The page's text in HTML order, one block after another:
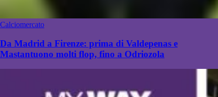
Calciomercato
Da Madrid a Firenze: prima di Valdepenas e
Mastantuono molti flop, fino a Odriozola